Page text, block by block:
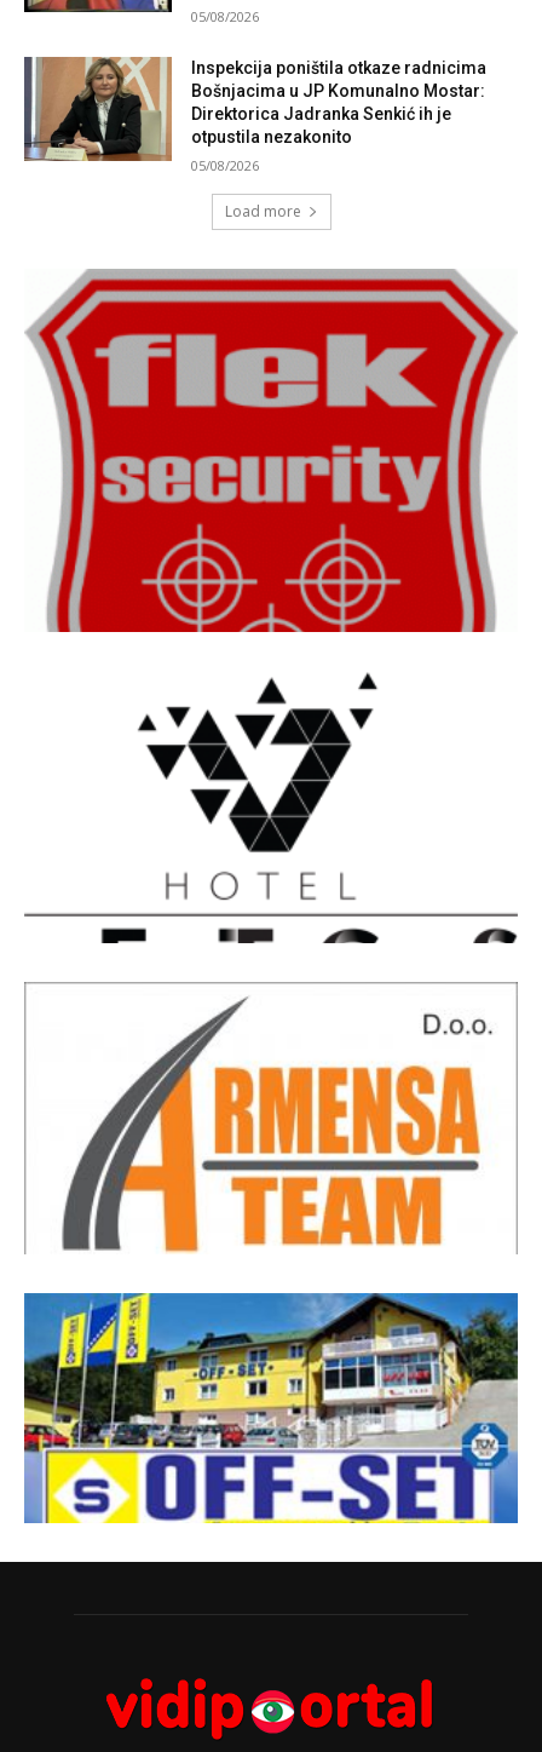
05/08/2026
Inspekcija poništila otkaze radnicima
Bošnjacima u JP Komunalno Mostar:
Direktorica Jadranka Senkić ih je
otpustila nezakonito
05/08/2026
Load more